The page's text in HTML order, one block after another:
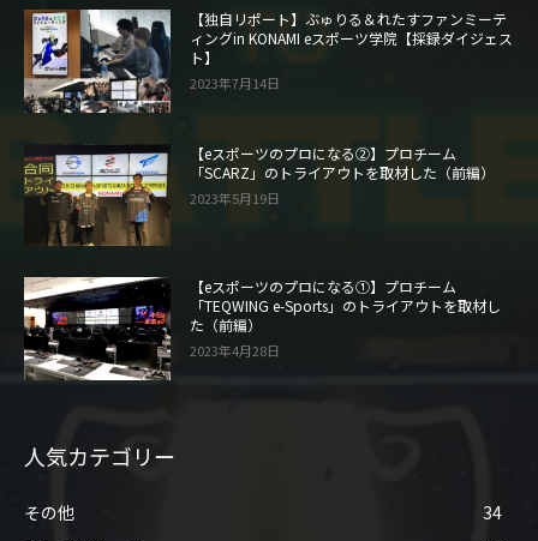
【独自リポート】ぶゅりる＆れたすファンミーテ
ィングin KONAMI eスポーツ学院【採録ダイジェス
ト】
2023年7月14日
【eスポーツのプロになる②】プロチーム
「SCARZ」のトライアウトを取材した（前編）
2023年5月19日
【eスポーツのプロになる①】プロチーム
「TEQWING e-Sports」のトライアウトを取材し
た（前編）
2023年4月28日
人気カテゴリー
その他
34